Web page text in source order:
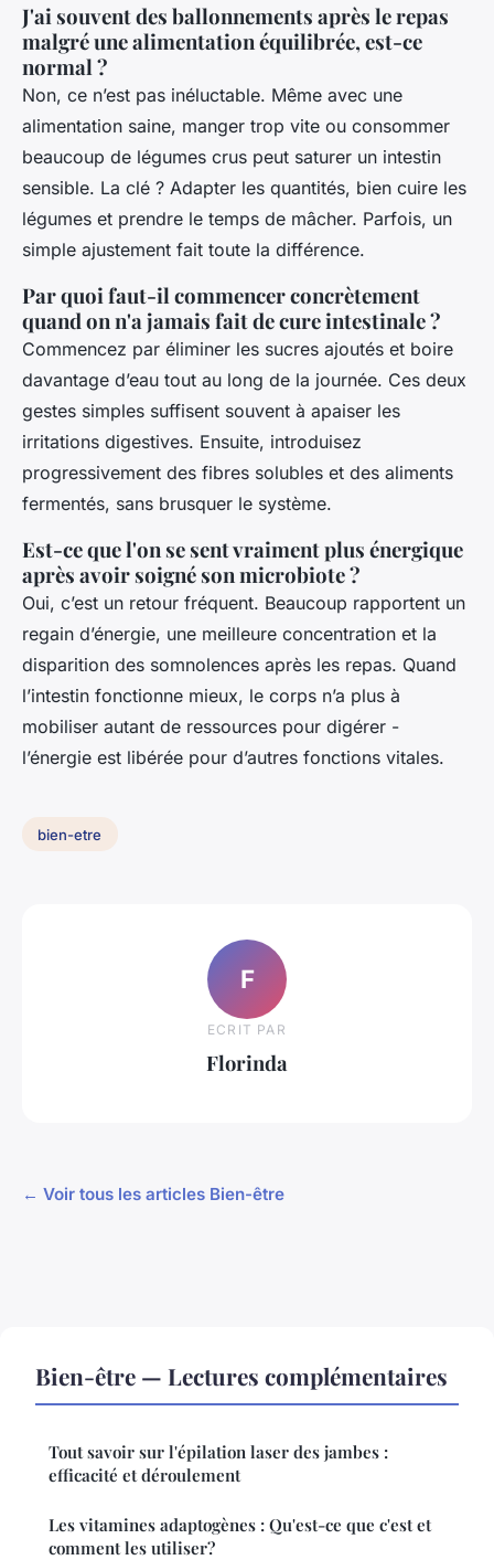
J'ai souvent des ballonnements après le repas
malgré une alimentation équilibrée, est-ce
normal ?
Non, ce n’est pas inéluctable. Même avec une
alimentation saine, manger trop vite ou consommer
beaucoup de légumes crus peut saturer un intestin
sensible. La clé ? Adapter les quantités, bien cuire les
légumes et prendre le temps de mâcher. Parfois, un
simple ajustement fait toute la différence.
Par quoi faut-il commencer concrètement
quand on n'a jamais fait de cure intestinale ?
Commencez par éliminer les sucres ajoutés et boire
davantage d’eau tout au long de la journée. Ces deux
gestes simples suffisent souvent à apaiser les
irritations digestives. Ensuite, introduisez
progressivement des fibres solubles et des aliments
fermentés, sans brusquer le système.
Est-ce que l'on se sent vraiment plus énergique
après avoir soigné son microbiote ?
Oui, c’est un retour fréquent. Beaucoup rapportent un
regain d’énergie, une meilleure concentration et la
disparition des somnolences après les repas. Quand
l’intestin fonctionne mieux, le corps n’a plus à
mobiliser autant de ressources pour digérer -
l’énergie est libérée pour d’autres fonctions vitales.
bien-etre
F
ECRIT PAR
Florinda
← Voir tous les articles Bien-être
Bien-être — Lectures complémentaires
Tout savoir sur l'épilation laser des jambes :
efficacité et déroulement
Les vitamines adaptogènes : Qu'est-ce que c'est et
comment les utiliser?